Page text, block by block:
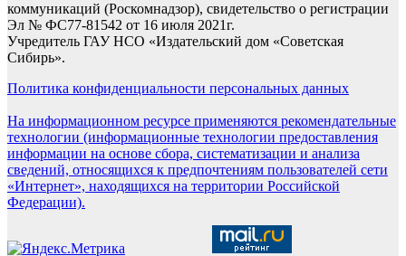
коммуникаций (Роскомнадзор), свидетельство о регистрации
Эл № ФС77-81542 от 16 июля 2021г.
Учредитель ГАУ НСО «Издательский дом «Советская
Сибирь».
Политика конфиденциальности персональных данных
На информационном ресурсе применяются рекомендательные
технологии (информационные технологии предоставления
информации на основе сбора, систематизации и анализа
сведений, относящихся к предпочтениям пользователей сети
«Интернет», находящихся на территории Российской
Федерации).